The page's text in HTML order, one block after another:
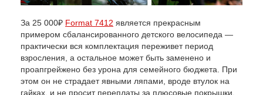
За 25 000₽ Format 7412 является прекрасным
примером сбалансированного детского велосипеда —
практически вся комплектация переживет период
взросления, а остальное может быть заменено и
проапгрейжено без урона для семейного бюджета. При
этом он не страдает явными ляпами, вроде втулок на
гайках, и не просит переплаты за плюсовые покрышки,